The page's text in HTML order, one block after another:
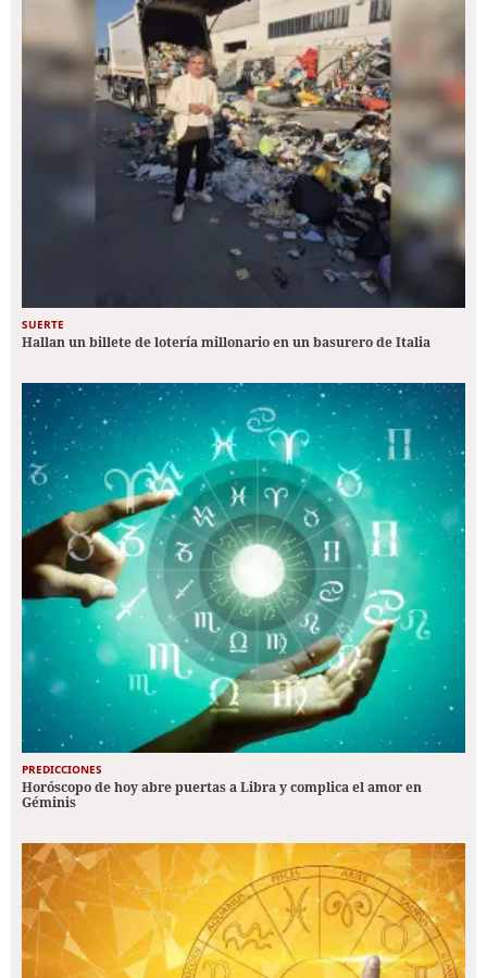
SUERTE
Hallan un billete de lotería millonario en un basurero de Italia
PREDICCIONES
Horóscopo de hoy abre puertas a Libra y complica el amor en
Géminis